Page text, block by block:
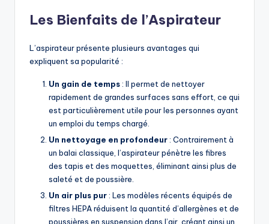
Les Bienfaits de l’Aspirateur
L’aspirateur présente plusieurs avantages qui
expliquent sa popularité :
Un gain de temps : Il permet de nettoyer
rapidement de grandes surfaces sans effort, ce qui
est particulièrement utile pour les personnes ayant
un emploi du temps chargé.
Un nettoyage en profondeur : Contrairement à
un balai classique, l’aspirateur pénètre les fibres
des tapis et des moquettes, éliminant ainsi plus de
saleté et de poussière.
Un air plus pur : Les modèles récents équipés de
filtres HEPA réduisent la quantité d’allergènes et de
poussières en suspension dans l’air, créant ainsi un